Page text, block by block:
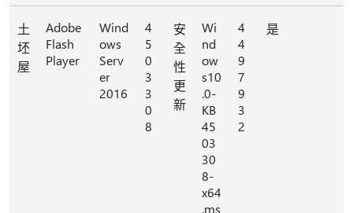
土
坯
屋
Adobe
Flash
Player
Wind
ows
Serv
er
2016
4
5
0
3
3
0
8
安
全
性
更
新
Wi
nd
ow
s10
.0-
KB
45
03
30
8-
x64
.ms
4
4
9
7
9
3
2
是